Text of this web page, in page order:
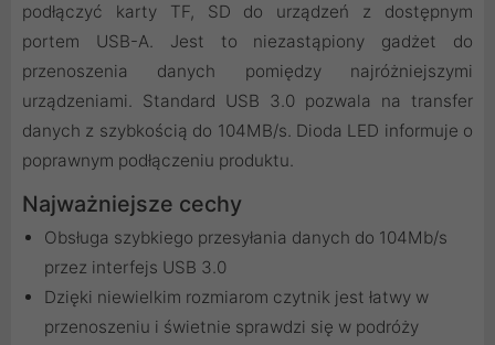
podłączyć karty TF, SD do urządzeń z dostępnym
portem USB-A. Jest to niezastąpiony gadżet do
przenoszenia danych pomiędzy najróżniejszymi
urządzeniami. Standard USB 3.0 pozwala na transfer
danych z szybkością do 104MB/s. Dioda LED informuje o
poprawnym podłączeniu produktu.
Najważniejsze cechy
Obsługa szybkiego przesyłania danych do 104Mb/s
przez interfejs USB 3.0
Dzięki niewielkim rozmiarom czytnik jest łatwy w
przenoszeniu i świetnie sprawdzi się w podróży